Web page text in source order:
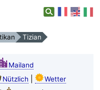
Tizian
Mailand
Nützlich
Wetter